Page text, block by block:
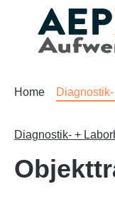
Hauptinhalt
Zur Suche springen
Zur
Home
Diagnostik- +